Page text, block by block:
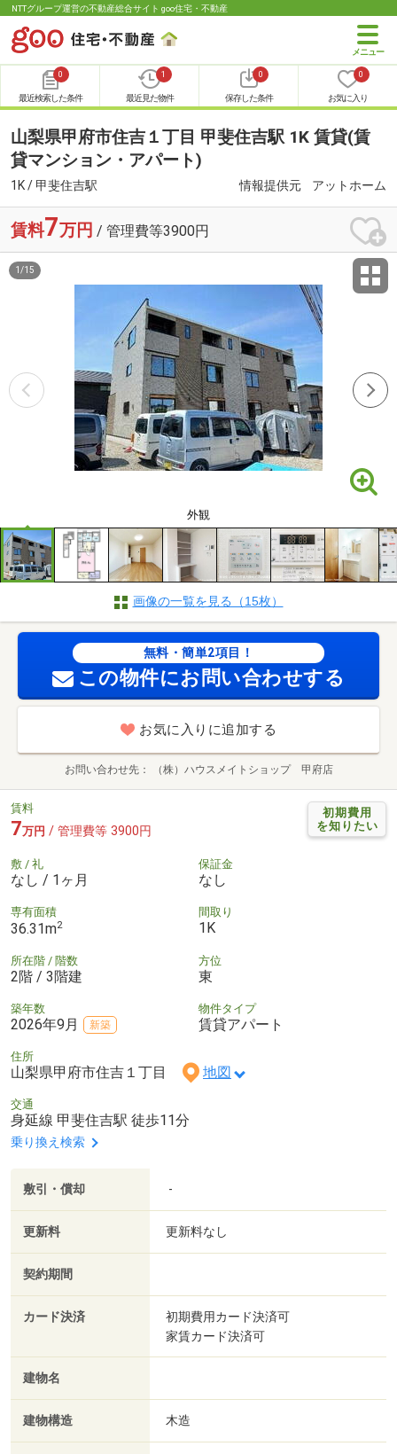
NTTグループ運営の不動産総合サイト goo住宅・不動産
0
最近検索した条件
1
最近見た物件
0
保存した条件
0
お気に入り
山梨県甲府市住吉１丁目 甲斐住吉駅 1K 賃貸(賃
貸マンション・アパート)
1K / 甲斐住吉駅 情報提供元 アットホーム
賃料7万円 / 管理費等3900円
外観
1 /15
画像の一覧を見る（15枚）
無料・簡単2項目！
この物件にお問い合わせする
お気に入りに追加する
お問い合わせ先 （株）ハウスメイトショップ 甲府店
初期費用
を知りたい
賃料
7万円 / 管理費等 3900円
敷 / 礼
なし / 1ヶ月
保証金
なし
専有面積
36.31m2
間取り
1K
所在階 / 階数
2階 / 3階建
方位
東
築年数
2026年9月 新築
物件タイプ
賃貸アパート
住所
山梨県甲府市住吉１丁目 地図
交通
身延線 甲斐住吉駅 徒歩11分
乗り換え検索
敷引・償却 -
更新料 更新料なし
契約期間
カード決済
初期費用カード決済可
家賃カード決済可
建物名
建物構造 木造